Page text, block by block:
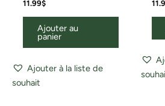
11.99$
Ajouter au
panier
Ajouter à la liste de
souhait